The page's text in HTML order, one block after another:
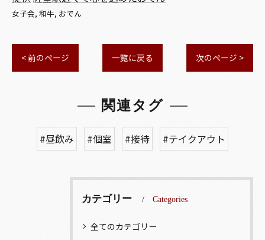
女子会 和牛 おでん
< 前のページ 一覧に戻る 次のページ >
関連タグ
#昼飲み #個室 #接待 #テイクアウト
カテゴリー Categories
全てのカテゴリー